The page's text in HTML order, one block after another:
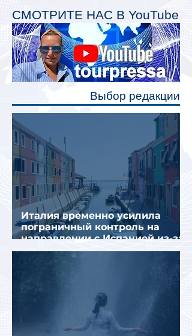
планируется начать в 2027 году.
Одним из главных нововведений
станут индивидуальные шторки у
каждого спального места. Они
позволят пассажирам закрыть свою
полку во время сна или отдыха,
СМОТРИТЕ НАС В YouTube
Выбор редакции
Италия временно усилила
пограничный контроль на
направлении с Испанией из-за
миграционного кризиса